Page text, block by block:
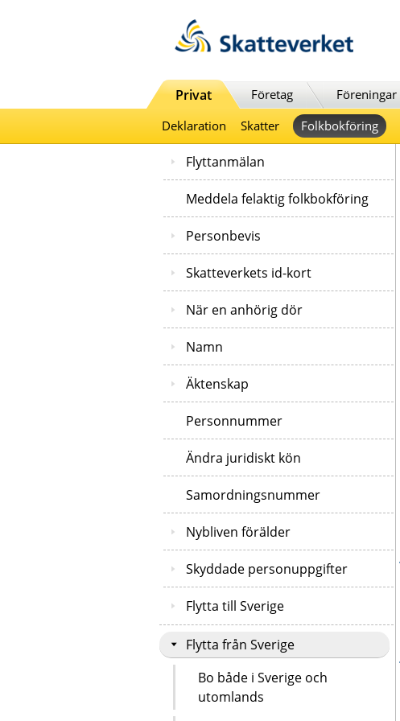
Privat Företag Föreningar
Deklaration
Skatter Folkbokföring
Flyttanmälan
Meddela felaktig folkbokföring
Personbevis
Skatteverkets id-kort
När en anhörig dör
Namn
Äktenskap
Personnummer
Ändra juridiskt kön
Samordningsnummer
Nybliven förälder
Skyddade personuppgifter
Flytta till Sverige
Flytta från Sverige
Bo både i Sverige och
utomlands